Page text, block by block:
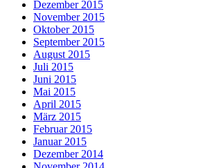
Dezember 2015
November 2015
Oktober 2015
September 2015
August 2015
Juli 2015
Juni 2015
Mai 2015
April 2015
März 2015
Februar 2015
Januar 2015
Dezember 2014